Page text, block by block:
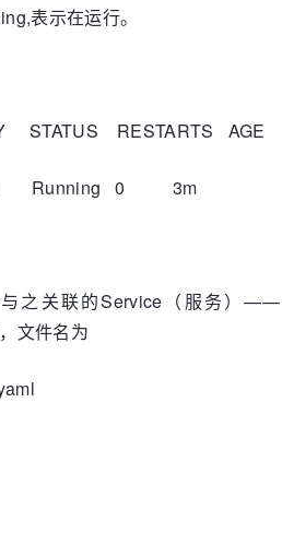
表示在运行。
RESTARTS AGE
1/1 Running 0 3m
与之关联的Service（服务）——
文件名为